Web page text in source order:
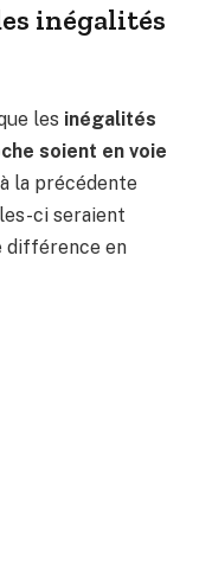
inégalités
les inégalités
soient en voie
la précédente
ci seraient
différence en